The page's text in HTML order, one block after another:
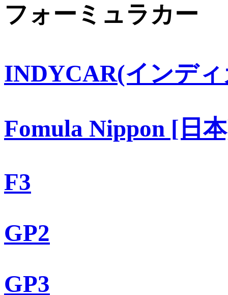
フォーミュラカー
INDYCAR(インデ
Fomula Nippon [日
F3
GP2
GP3